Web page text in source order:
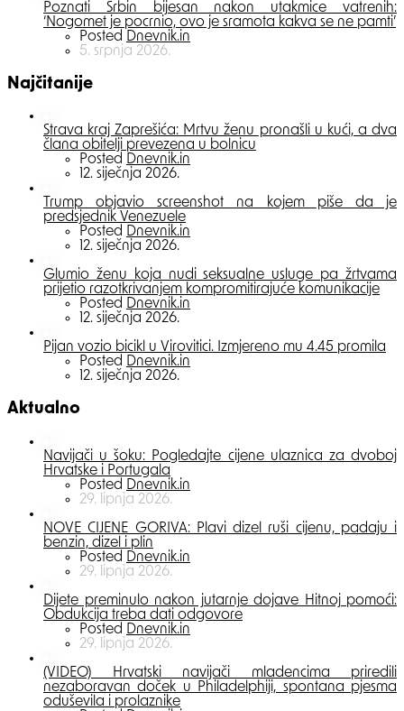
Poznati Srbin bijesan nakon utakmice vatrenih:
‘Nogomet je pocrnio, ovo je sramota kakva se ne pamti’
Posted Dnevnik.in
5. srpnja 2026.
Najčitanije
Strava kraj Zaprešića: Mrtvu ženu pronašli u kući, a dva
člana obitelji prevezena u bolnicu
Posted Dnevnik.in
12. siječnja 2026.
Trump objavio screenshot na kojem piše da je
predsjednik Venezuele
Posted Dnevnik.in
12. siječnja 2026.
Glumio ženu koja nudi seksualne usluge pa žrtvama
prijetio razotkrivanjem kompromitirajuće komunikacije
Posted Dnevnik.in
12. siječnja 2026.
Pijan vozio bicikl u Virovitici. Izmjereno mu 4.45 promila
Posted Dnevnik.in
12. siječnja 2026.
Aktualno
Navijači u šoku: Pogledajte cijene ulaznica za dvoboj
Hrvatske i Portugala
Posted Dnevnik.in
29. lipnja 2026.
NOVE CIJENE GORIVA: Plavi dizel ruši cijenu, padaju i
benzin, dizel i plin
Posted Dnevnik.in
29. lipnja 2026.
Dijete preminulo nakon jutarnje dojave Hitnoj pomoći:
Obdukcija treba dati odgovore
Posted Dnevnik.in
29. lipnja 2026.
(VIDEO) Hrvatski navijači mladencima priredili
nezaboravan doček u Philadelphiji, spontana pjesma
oduševila i prolaznike